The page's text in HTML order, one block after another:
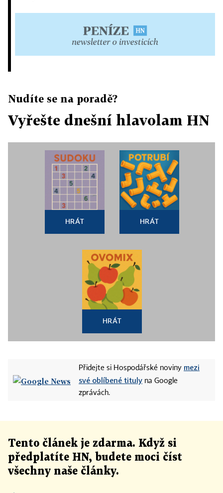
Nudíte se na poradě?
Vyřešte dnešní hlavolam HN
HRÁT HRÁT
HRÁT
Přidejte si Hospodářské noviny mezi
své oblíbené tituly na Google
zprávách.
Tento článek je zdarma. Když si
předplatíte HN, budete moci číst
všechny naše články.